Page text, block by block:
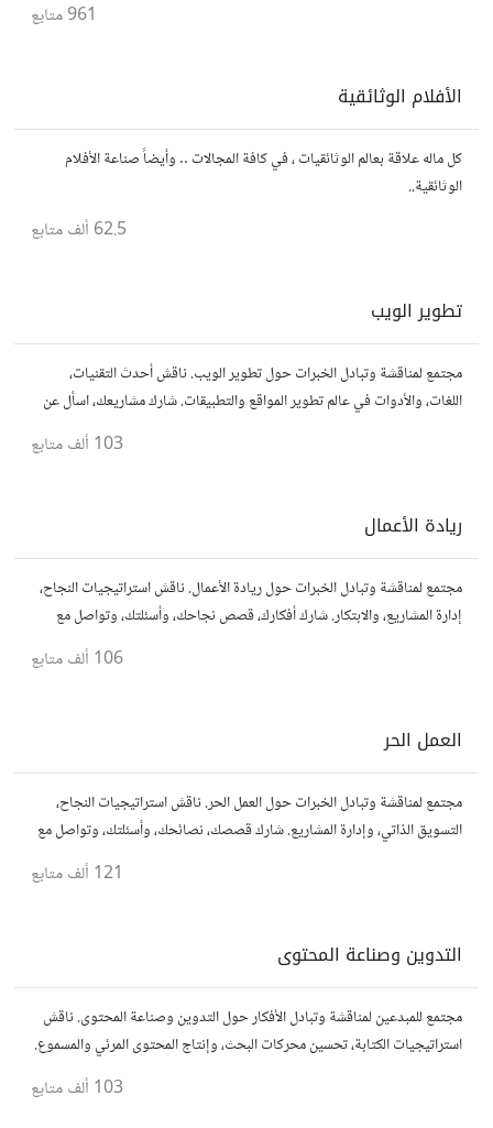
961متابع
الأفلام الوثائقية
كل ماله علاقة بعالم الوثائقيات ، في كافة المجالات .. وأيضاً صناعة الأفلام
الوثائقية..
62.5 ألف متابع
تطوير الويب
مجتمع لمناقشة وتبادل الخبرات حول تطوير الويب. ناقش أحدث التقنيات،
اللغات، والأدوات في عالم تطوير المواقع والتطبيقات. شارك مشاريعك، اسأل عن
103 ألف متابع
ريادة الأعمال
مجتمع لمناقشة وتبادل الخبرات حول ريادة الأعمال. ناقش استراتيجيات النجاح،
إدارة المشاريع، والابتكار. شارك أفكارك، قصص نجاحك، وأسئلتك، وتواصل مع
106 ألف متابع
العمل الحر
مجتمع لمناقشة وتبادل الخبرات حول العمل الحر. ناقش استراتيجيات النجاح،
التسويق الذاتي، وإدارة المشاريع. شارك قصصك، نصائحك، وأسئلتك، وتواصل مع
121 ألف متابع
التدوين وصناعة المحتوى
مجتمع للمبدعين لمناقشة وتبادل الأفكار حول التدوين وصناعة المحتوى. ناقش
استراتيجيات الكتابة، تحسين محركات البحث، وإنتاج المحتوى المرئي والمسموع.
103 ألف متابع